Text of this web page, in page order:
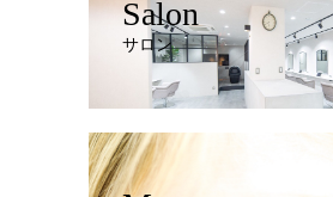
Salon
サロン